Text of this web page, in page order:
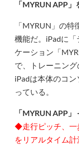
「MYRUN APP
「MYRUN」の
機能だ。iPadに「
ケーション「
で、トレーニング
iPadは本体のコ
っている。
「MYRUN APP
◆走行ピッチ、一
をリアルタイム計